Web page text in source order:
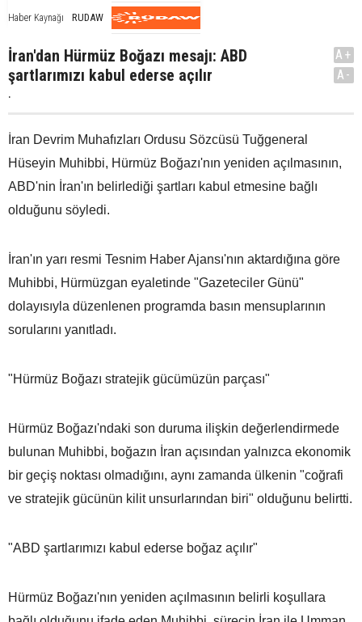
Haber Kaynağı RUDAW
İran'dan Hürmüz Boğazı mesajı: ABD
şartlarımızı kabul ederse açılır
.
A+
A-
İran Devrim Muhafızları Ordusu Sözcüsü Tuğgeneral
Hüseyin Muhibbi, Hürmüz Boğazı'nın yeniden açılmasının,
ABD'nin İran'ın belirlediği şartları kabul etmesine bağlı
olduğunu söyledi.
İran'ın yarı resmi Tesnim Haber Ajansı'nın aktardığına göre
Muhibbi, Hürmüzgan eyaletinde "Gazeteciler Günü"
dolayısıyla düzenlenen programda basın mensuplarının
sorularını yanıtladı.
"Hürmüz Boğazı stratejik gücümüzün parçası"
Hürmüz Boğazı'ndaki son duruma ilişkin değerlendirmede
bulunan Muhibbi, boğazın İran açısından yalnızca ekonomik
bir geçiş noktası olmadığını, aynı zamanda ülkenin "coğrafi
ve stratejik gücünün kilit unsurlarından biri" olduğunu belirtti.
"ABD şartlarımızı kabul ederse boğaz açılır"
Hürmüz Boğazı'nın yeniden açılmasının belirli koşullara